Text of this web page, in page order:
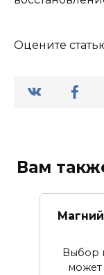
Оцените
Вам
Выбор
может